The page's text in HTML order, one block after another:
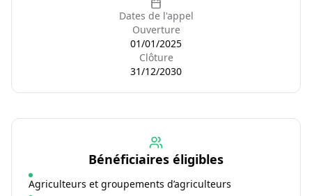
Dates de l'appel
Ouverture
01/01/2025
Clôture
31/12/2030
Bénéficiaires éligibles
Agriculteurs et groupements d’agriculteurs